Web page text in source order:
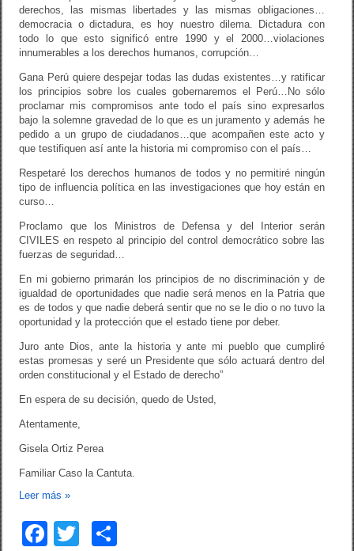
derechos, las mismas libertades y las mismas obligaciones…
democracia o dictadura, es hoy nuestro dilema. Dictadura con
todo lo que esto significó entre 1990 y el 2000…violaciones
innumerables a los derechos humanos, corrupción…
Gana Perú quiere despejar todas las dudas existentes…y ratificar
los principios sobre los cuales gobernaremos el Perú…No sólo
proclamar mis compromisos ante todo el país sino expresarlos
bajo la solemne gravedad de lo que es un juramento y además he
pedido a un grupo de ciudadanos…que acompañen este acto y
que testifiquen así ante la historia mi compromiso con el país…
Respetaré los derechos humanos de todos y no permitiré ningún
tipo de influencia política en las investigaciones que hoy están en
curso…
Proclamo que los Ministros de Defensa y del Interior serán
CIVILES en respeto al principio del control democrático sobre las
fuerzas de seguridad…
En mi gobierno primarán los principios de no discriminación y de
igualdad de oportunidades que nadie será menos en la Patria que
es de todos y que nadie deberá sentir que no se le dio o no tuvo la
oportunidad y la protección que el estado tiene por deber.
Juro ante Dios, ante la historia y ante mi pueblo que cumpliré
estas promesas y seré un Presidente que sólo actuará dentro del
orden constitucional y el Estado de derecho”
En espera de su decisión, quedo de Usted,
Atentamente,
Gisela Ortiz Perea
Familiar Caso la Cantuta.
Leer más»
F